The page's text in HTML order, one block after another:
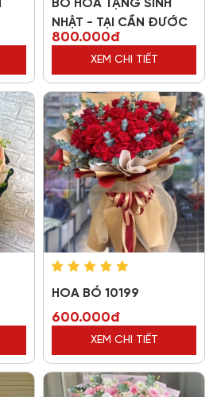
BÓ HOA TẶNG SINH
NHẬT - TẠI CẦN ĐƯỚC
800.000đ
XEM CHI TIẾT
HOA BÓ 10199
600.000đ
XEM CHI TIẾT